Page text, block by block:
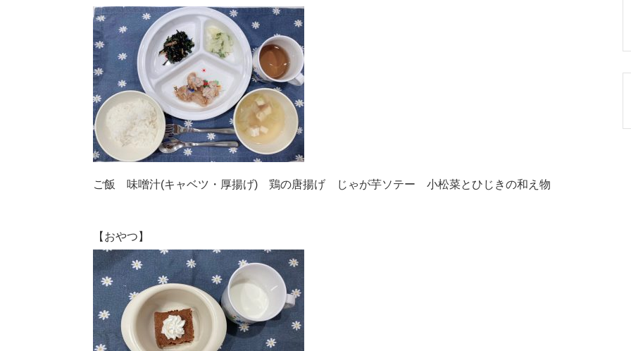
ご飯 味噌汁(キャベツ・厚揚げ) 鶏の唐揚げ じゃが芋ソテー 小松菜とひじきの和え物
【おやつ】